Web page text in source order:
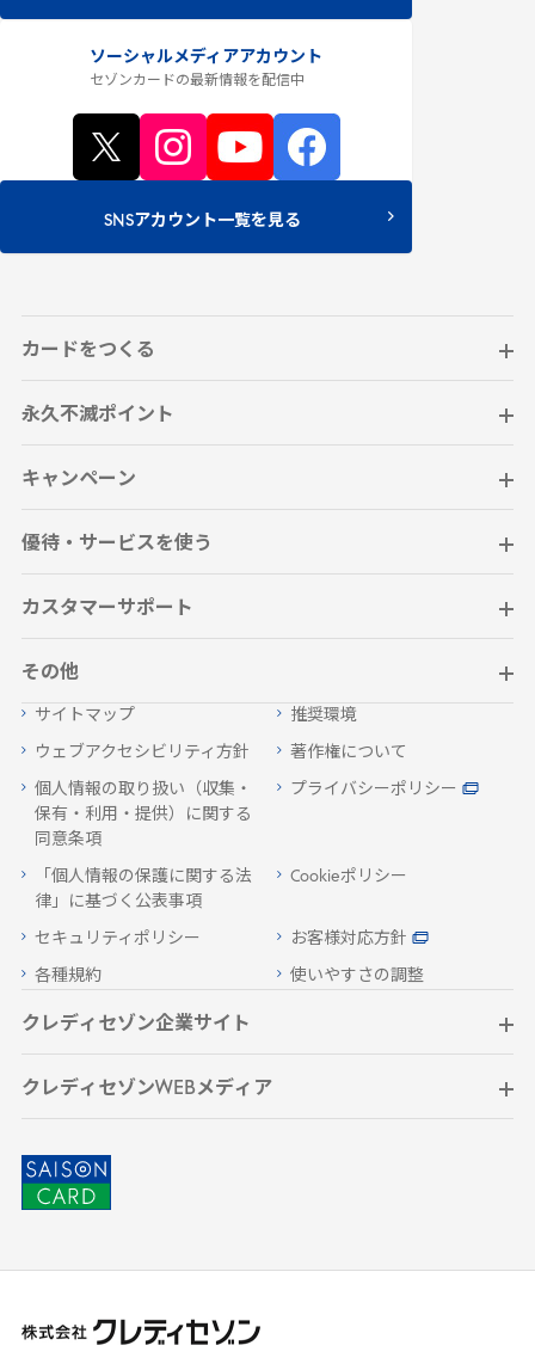
ソーシャルメディアアカウント
セゾンカードの最新情報を配信中
SNSアカウント一覧を見る
カードをつくる
永久不滅ポイント
キャンペーン
優待・サービスを使う
カスタマーサポート
その他
サイトマップ 推奨環境
ウェブアクセシビリティ方針 著作権について
個人情報の取り扱い（収集・
保有・利用・提供）に関する
同意条項
プライバシーポリシー
「個人情報の保護に関する法
律」に基づく公表事項
Cookieポリシー
セキュリティポリシー お客様対応方針
各種規約 使いやすさの調整
クレディセゾン企業サイト
クレディセゾンWEBメディア